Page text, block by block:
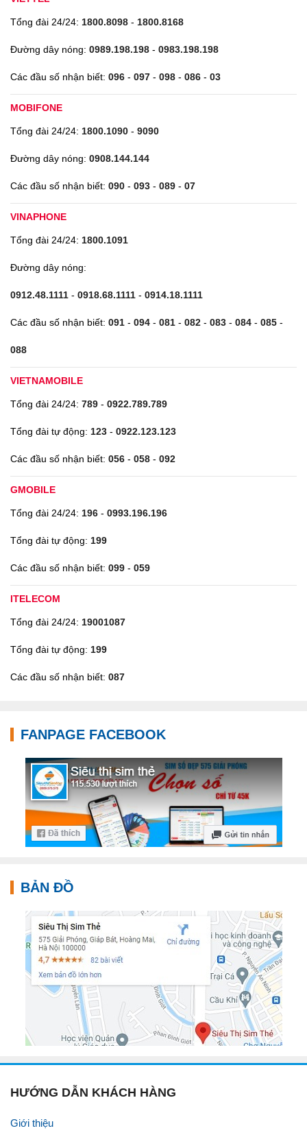
Tổng đài 24/24: 1800.8098 - 1800.8168
Đường dây nóng: 0989.198.198 - 0983.198.198
Các đầu số nhận biết: 096 - 097 - 098 - 086 - 03
MOBIFONE
Tổng đài 24/24: 1800.1090 - 9090
Đường dây nóng: 0908.144.144
Các đầu số nhận biết: 090 - 093 - 089 - 07
VINAPHONE
Tổng đài 24/24: 1800.1091
Đường dây nóng:
0912.48.1111 - 0918.68.1111 - 0914.18.1111
Các đầu số nhận biết: 091 - 094 - 081 - 082 - 083 - 084 - 085 -
088
VIETNAMOBILE
Tổng đài 24/24: 789 - 0922.789.789
Tổng đài tự động: 123 - 0922.123.123
Các đầu số nhận biết: 056 - 058 - 092
GMOBILE
Tổng đài 24/24: 196 - 0993.196.196
Tổng đài tự động: 199
Các đầu số nhận biết: 099 - 059
ITELECOM
Tổng đài 24/24: 19001087
Tổng đài tự động: 199
Các đầu số nhận biết: 087
FANPAGE FACEBOOK
BẢN ĐỒ
HƯỚNG DẪN KHÁCH HÀNG
Giới thiệu